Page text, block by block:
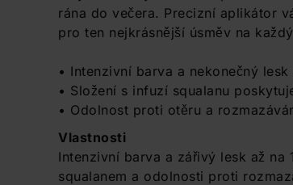
rána do večera. Precizní aplikátor
pro ten nejkrásnější úsměv na
• Intenzivní barva a nekonečný
• Složení s infuzí squalanu
• Odolnost proti otěru a
Vlastnosti
Intenzivní barva a zářivý lesk až
squalanem a odolnosti proti